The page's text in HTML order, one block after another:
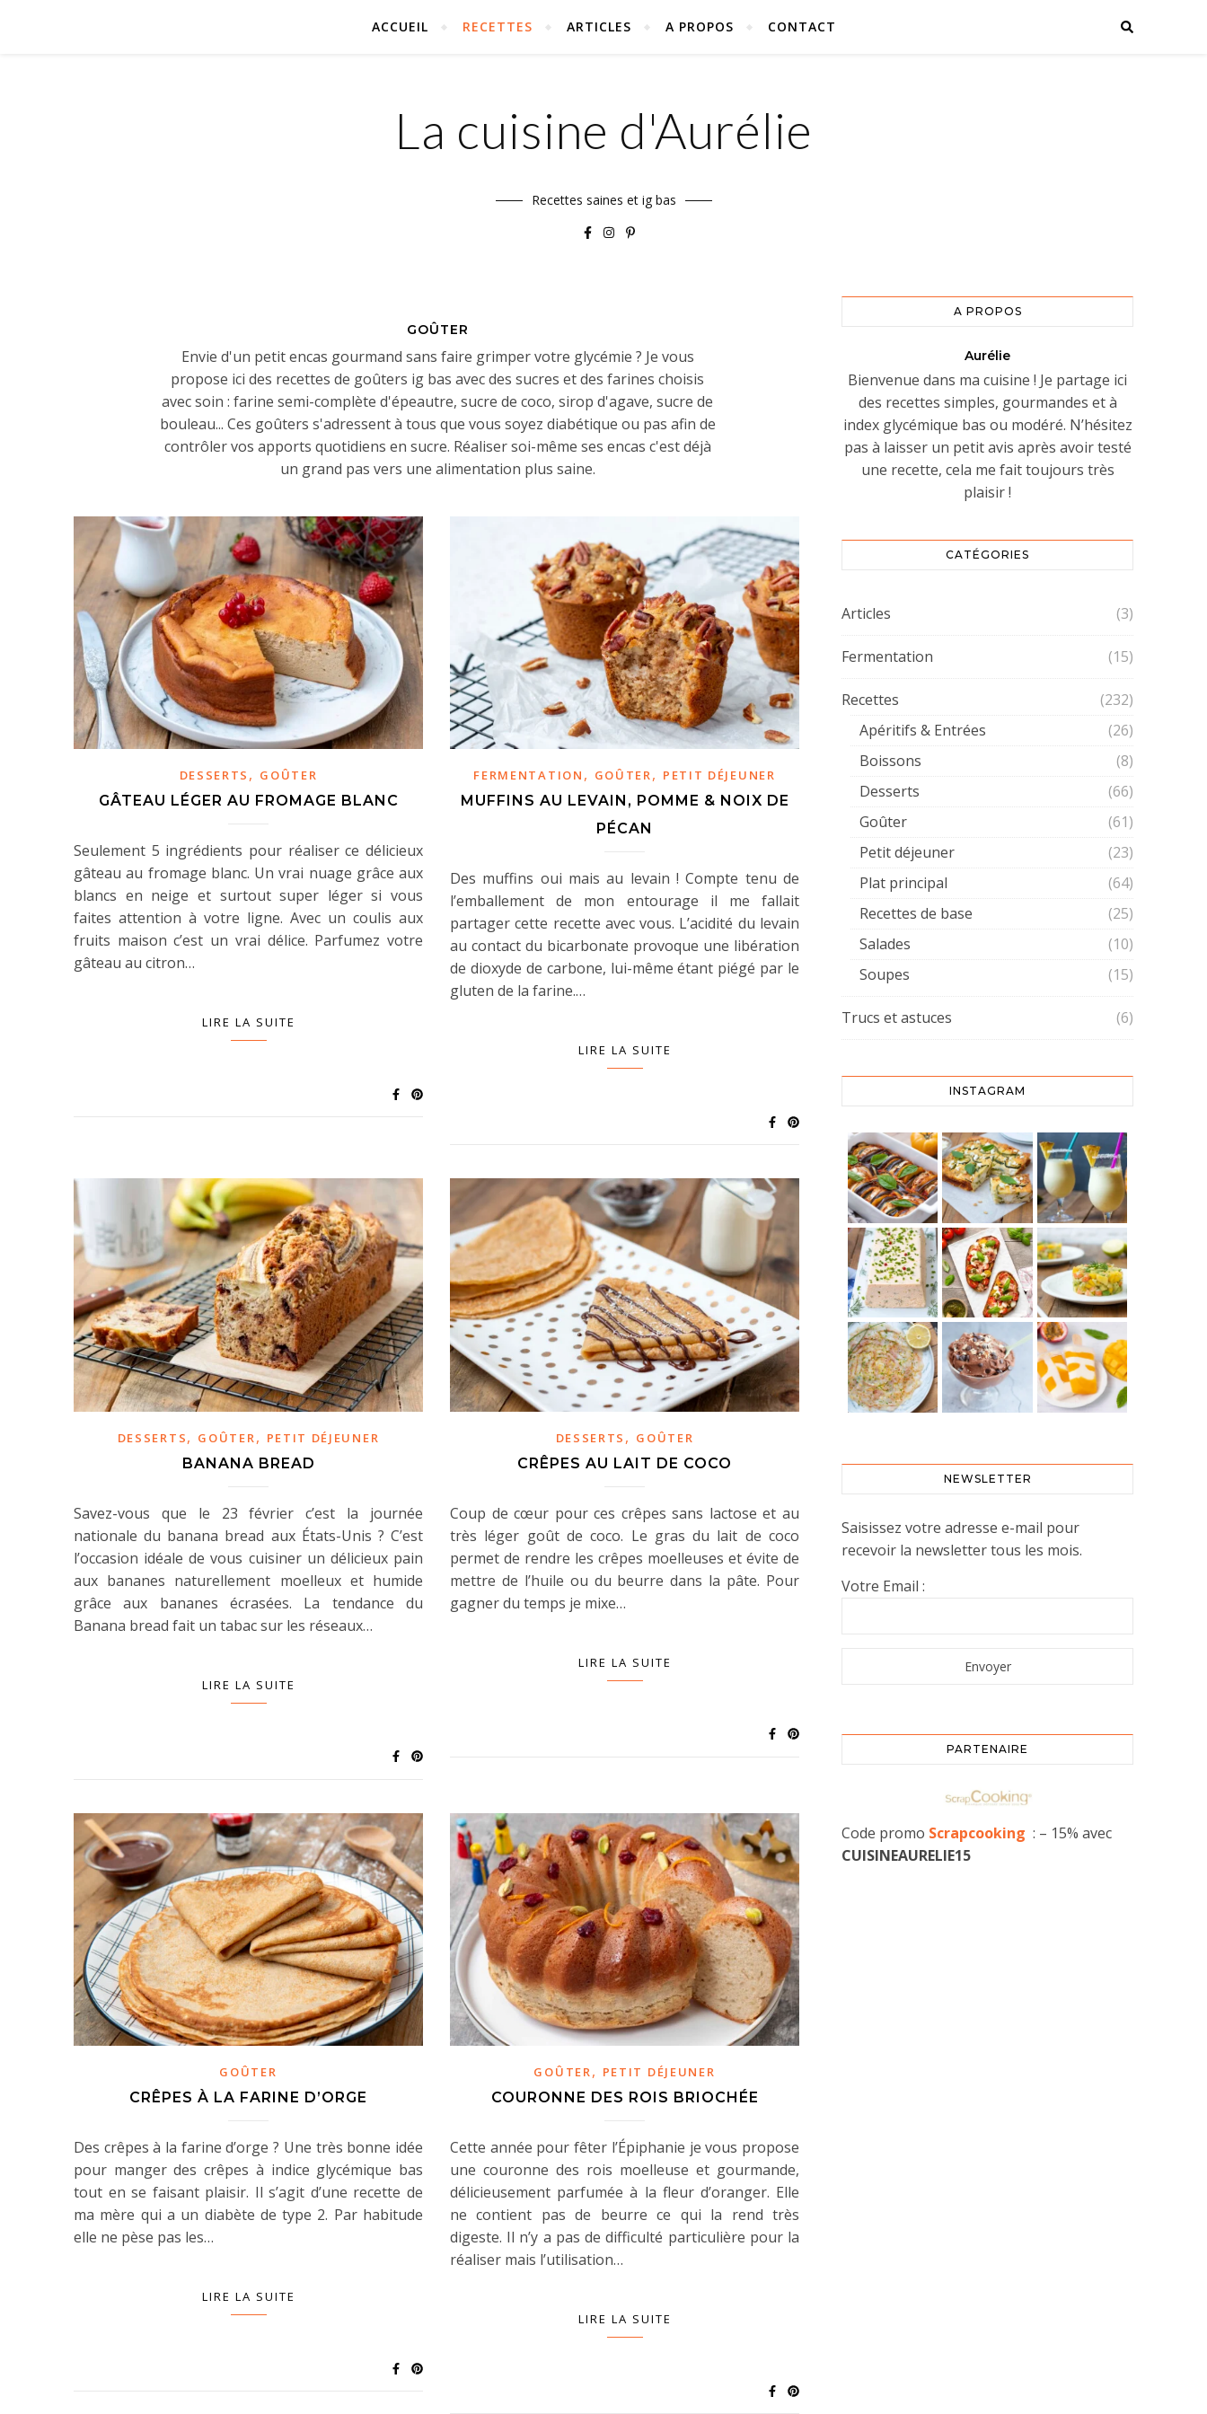
ACCUEIL RECETTES ARTICLES A PROPOS CONTACT
La cuisine d'Aurélie
Recettes saines et ig bas
GOÛTER
Envie d'un petit encas gourmand sans faire grimper votre glycémie ? Je vous
propose ici des recettes de goûters ig bas avec des sucres et des farines choisis
avec soin : farine semi-complète d'épeautre, sucre de coco, sirop d'agave, sucre de
bouleau... Ces goûters s'adressent à tous que vous soyez diabétique ou pas afin de
contrôler vos apports quotidiens en sucre. Réaliser soi-même ses encas c'est déjà
un grand pas vers une alimentation plus saine.
DESSERTS , GOÛTER
GÂTEAU LÉGER AU FROMAGE BLANC
Seulement 5 ingrédients pour réaliser ce délicieux
gâteau au fromage blanc. Un vrai nuage grâce aux
blancs en neige et surtout super léger si vous
faites attention à votre ligne. Avec un coulis aux
fruits maison c’est un vrai délice. Parfumez votre
gâteau au citron…
LIRE LA SUITE
FERMENTATION , GOÛTER, PETIT DÉJEUNER
MUFFINS AU LEVAIN, POMME & NOIX DE
PÉCAN
Des muffins oui mais au levain ! Compte tenu de
l’emballement de mon entourage il me fallait
partager cette recette avec vous. L’acidité du levain
au contact du bicarbonate provoque une libération
de dioxyde de carbone, lui-même étant piégé par le
gluten de la farine.…
LIRE LA SUITE
DESSERTS, GOÛTER, PETIT DÉJEUNER
BANANA BREAD
Savez-vous que le 23 février c’est la journée
nationale du banana bread aux États-Unis ? C’est
l’occasion idéale de vous cuisiner un délicieux pain
aux bananes naturellement moelleux et humide
grâce aux bananes écrasées. La tendance du
Banana bread fait un tabac sur les réseaux…
LIRE LA SUITE
DESSERTS , GOÛTER
CRÊPES AU LAIT DE COCO
Coup de cœur pour ces crêpes sans lactose et au
très léger goût de coco. Le gras du lait de coco
permet de rendre les crêpes moelleuses et évite de
mettre de l’huile ou du beurre dans la pâte. Pour
gagner du temps je mixe…
LIRE LA SUITE
GOÛTER
CRÊPES À LA FARINE D’ORGE
Des crêpes à la farine d’orge ? Une très bonne idée
pour manger des crêpes à indice glycémique bas
tout en se faisant plaisir. Il s’agit d’une recette de
ma mère qui a un diabète de type 2. Par habitude
elle ne pèse pas les…
LIRE LA SUITE
GOÛTER, PETIT DÉJEUNER
COURONNE DES ROIS BRIOCHÉE
Cette année pour fêter l’Épiphanie je vous propose
une couronne des rois moelleuse et gourmande,
délicieusement parfumée à la fleur d’oranger. Elle
ne contient pas de beurre ce qui la rend très
digeste. Il n’y a pas de difficulté particulière pour la
réaliser mais l’utilisation…
LIRE LA SUITE
A PROPOS
Aurélie
Bienvenue dans ma cuisine ! Je partage ici
des recettes simples, gourmandes et à
index glycémique bas ou modéré. N’hésitez
pas à laisser un petit avis après avoir testé
une recette, cela me fait toujours très
plaisir !
CATÉGORIES
Articles (3)
Fermentation (15)
Recettes
(232)
Apéritifs & Entrées
(26)
Boissons
(8)
Desserts
(66)
Goûter
(61)
Petit déjeuner
(23)
Plat principal
(64)
Recettes de base
(25)
Salades
(10)
Soupes
(15)
Trucs et astuces (6)
INSTAGRAM
NEWSLETTER
Saisissez votre adresse e-mail pour
recevoir la newsletter tous les mois.
Votre Email :
PARTENAIRE
Code promo Scrapcooking : – 15% avec
CUISINEAURELIE15